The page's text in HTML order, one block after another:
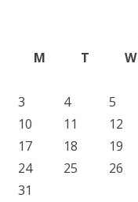
M
T W
3
4 5
10
11 12
17
18 19
24
25 26
31